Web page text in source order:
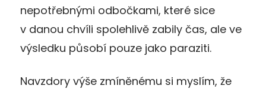
nepotřebnými odbočkami, které sice
v danou chvíli spolehlivě zabily čas, ale ve
výsledku působí pouze jako paraziti.
Navzdory výše zmíněnému si myslím, že